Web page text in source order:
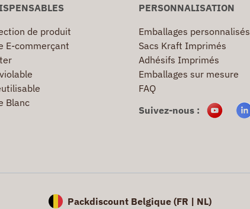
de produit
E-commerçant
Blanc
PERSONNALISATION
Emballages personnalisés
Sacs Kraft Imprimés
Adhésifs Imprimés
Emballages sur mesure
FAQ
Suivez-nous :
Packdiscount Belgique (FR | NL)